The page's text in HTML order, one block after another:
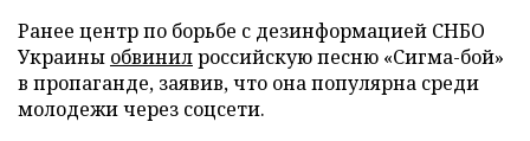
Ранее центр по борьбе с дезинформацией СНБО
Украины обвинилроссийскую песню «Сигма-бой»
в пропаганде, заявив, что она популярна среди
молодежи через соцсети.